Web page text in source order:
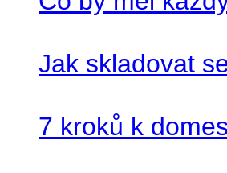
Jak skladovat
7 kroků k